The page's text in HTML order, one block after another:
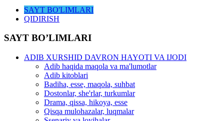
SAYT BO'LIMLARI
QIDIRISH
SAYT BO’LIMLARI
ADIB XURSHID DAVRON HAYOTI VA IJODI
Adib haqida maqola va ma'lumotlar
Adib kitoblari
Badiha, esse, maqola, suhbat
Dostonlar, she'rlar, turkumlar
Drama, qissa, hikoya, esse
Qisqa mulohazalar, luqmalar